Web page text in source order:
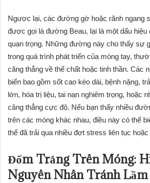
Ngược lại, các đường gờ hoặc rãnh ngang
được gọi là đường Beau, lại là một dấu
quan trọng. Những đường này cho thấy sự
trong quá trình phát triển của móng tay,
căng thẳng về thể chất hoặc tinh thần. Các
biến bao gồm sốt cao kéo dài, bệnh nặng,
lớn, hóa trị liệu, tai nạn nghiêm trọng, hoặc
căng thẳng cực độ. Nếu bạn thấy nhiều
trên các móng khác nhau, điều này có thể
thể đã trải qua nhiều đợt stress liên tục hoặc
Đốm Trắng Trên Móng:
Nguyên Nhân Tránh